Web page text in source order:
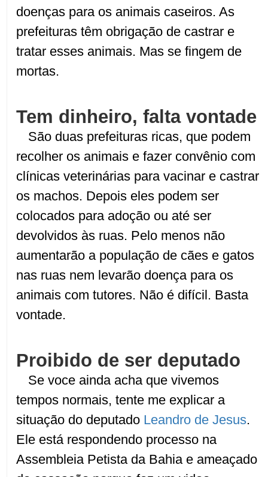
doenças para os animais caseiros. As
prefeituras têm obrigação de castrar e
tratar esses animais. Mas se fingem de
mortas.
Tem dinheiro, falta vontade
São duas prefeituras ricas, que podem
recolher os animais e fazer convênio com
clínicas veterinárias para vacinar e castrar
os machos. Depois eles podem ser
colocados para adoção ou até ser
devolvidos às ruas. Pelo menos não
aumentarão a população de cães e gatos
nas ruas nem levarão doença para os
animais com tutores. Não é difícil. Basta
vontade.
Proibido de ser deputado
Se voce ainda acha que vivemos
tempos normais, tente me explicar a
situação do deputado Leandro de Jesus.
Ele está respondendo processo na
Assembleia Petista da Bahia e ameaçado